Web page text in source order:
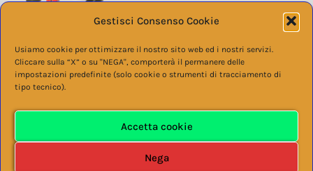
Gestisci Consenso Cookie
Usiamo cookie per ottimizzare il nostro sito web ed i nostri servizi.
Cliccare sulla “X” o su "NEGA", comporterà il permanere delle
impostazioni predefinite (solo cookie o strumenti di tracciamento di
tipo tecnico).
Accetta cookie
Nega
Cavi saldatura 25 mmq
€55,00
Spina volante maschio
tipo 25